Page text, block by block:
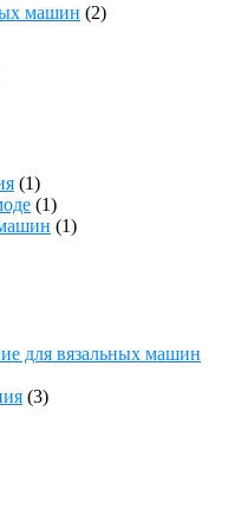
машин (2)
(1)
(1)
(1)
для вязальных машин
(3)